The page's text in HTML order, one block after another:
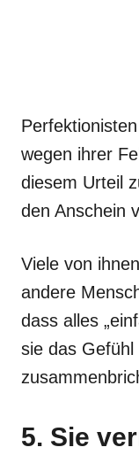
wegen ihrer
diesem Urteil
den Anschein
Viele von
andere
dass alles
sie das
5. Sie